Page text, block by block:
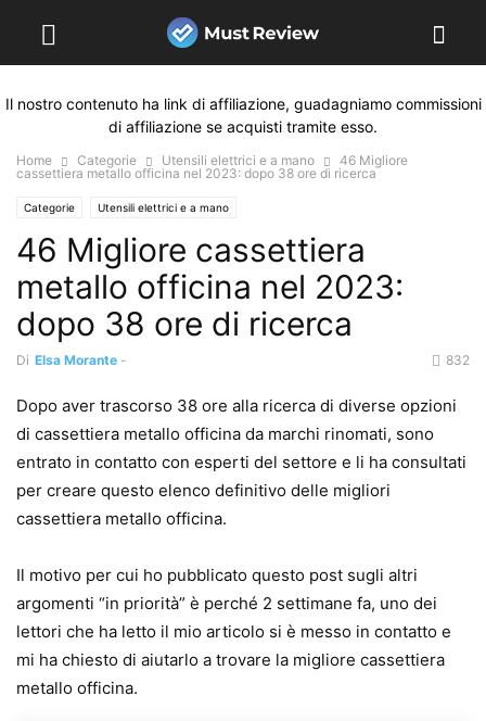
Il nostro contenuto ha link di affiliazione, guadagniamo commissioni
di affiliazione se acquisti tramite esso.
Home Categorie Utensili elettrici e a mano
46 Migliore
cassettiera metallo officina nel 2023: dopo 38 ore di ricerca
Categorie Utensili elettrici e a mano
46 Migliore cassettiera
metallo officina nel 2023:
dopo 38 ore di ricerca
Di Elsa Morante - 832
Dopo aver trascorso 38 ore alla ricerca di diverse opzioni
di cassettiera metallo officina da marchi rinomati, sono
entrato in contatto con esperti del settore e li ha consultati
per creare questo elenco definitivo delle migliori
cassettiera metallo officina.
Il motivo per cui ho pubblicato questo post sugli altri
argomenti “in priorità” è perché 2 settimane fa, uno dei
lettori che ha letto il mio articolo si è messo in contatto e
mi ha chiesto di aiutarlo a trovare la migliore cassettiera
metallo officina.